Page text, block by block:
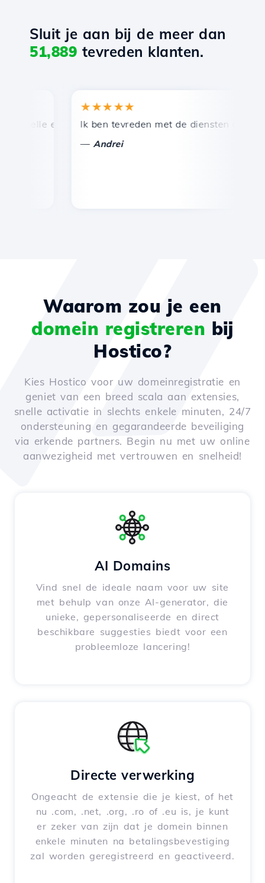
Sluit je aan bij de meer dan
51,889 tevreden klanten.
en efficiënte technische ondersteuning.
★★★★★
Ik ben tevreden met de diensten die door
Andrei
Waarom zou je een
domein registreren bij
Hostico?
Kies Hostico voor uw domeinregistratie en
geniet van een breed scala aan extensies,
snelle activatie in slechts enkele minuten, 24/7
ondersteuning en gegarandeerde beveiliging
via erkende partners. Begin nu met uw online
aanwezigheid met vertrouwen en snelheid!
AI Domains
Vind snel de ideale naam voor uw site
met behulp van onze AI-generator, die
unieke, gepersonaliseerde en direct
beschikbare suggesties biedt voor een
probleemloze lancering!
Directe verwerking
Ongeacht de extensie die je kiest, of het
nu .com, .net, .org, .ro of .eu is, je kunt
er zeker van zijn dat je domein binnen
enkele minuten na betalingsbevestiging
zal worden geregistreerd en geactiveerd.